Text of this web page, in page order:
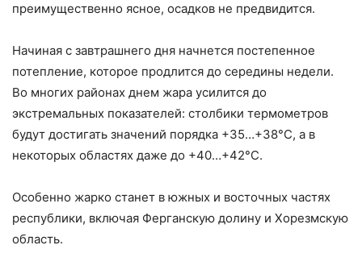
преимущественно ясное, осадков не предвидится.
Начиная с завтрашнего дня начнется постепенное
потепление, которое продлится до середины недели.
Во многих районах днем жара усилится до
экстремальных показателей: столбики термометров
будут достигать значений порядка +35…+38°C, а в
некоторых областях даже до +40…+42°C.
Особенно жарко станет в южных и восточных частях
республики, включая Ферганскую долину и Хорезмскую
область.